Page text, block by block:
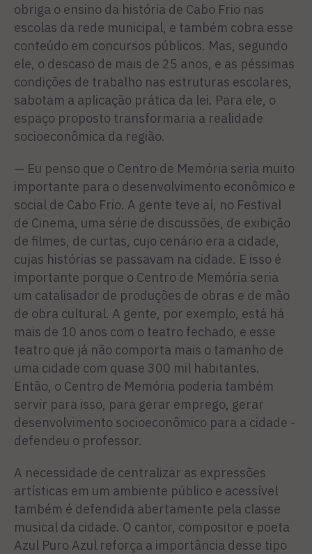
obriga o ensino da história de Cabo Frio nas
escolas da rede municipal, e também cobra esse
conteúdo em concursos públicos. Mas, segundo
ele, o descaso de mais de 25 anos, e as péssimas
condições de trabalho nas estruturas escolares,
sabotam a aplicação prática da lei. Para ele, o
espaço proposto transformaria a realidade
socioeconômica da região.
— Eu penso que o Centro de Memória seria muito
importante para o desenvolvimento econômico e
social de Cabo Frio. A gente teve aí, no Festival
de Cinema, uma série de discussões, de exibição
de filmes, de curtas, cujo cenário era a cidade,
cujas histórias se passavam na cidade. E isso é
importante porque o Centro de Memória seria
um catalisador de produções de obras e de mão
de obra cultural. A gente, por exemplo, está há
mais de 10 anos com o teatro fechado, e esse
teatro que já não comporta mais o tamanho de
uma cidade com quase 300 mil habitantes.
Então, o Centro de Memória poderia também
servir para isso, para gerar emprego, gerar
desenvolvimento socioeconômico para a cidade -
defendeu o professor.
A necessidade de centralizar as expressões
artísticas em um ambiente público e acessível
também é defendida abertamente pela classe
musical da cidade. O cantor, compositor e poeta
Azul Puro Azul reforça a importância desse tipo